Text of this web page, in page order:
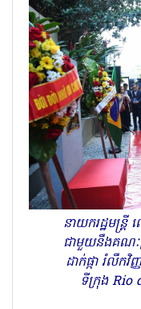
នាយករដ្ឋមន្ត្
ជាមួយនឹងគណៈ
ដាក់ផ្កា រំលឹក
ទីក្រុង Rio